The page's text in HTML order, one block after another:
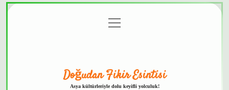
menüyü
aç
Doğudan Fikir Esintisi
Asya kültürleriyle dolu keyifli yolculuk!